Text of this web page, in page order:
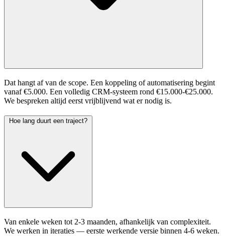
Dat hangt af van de scope. Een koppeling of automatisering begint
vanaf €5.000. Een volledig CRM-systeem rond €15.000-€25.000.
We bespreken altijd eerst vrijblijvend wat er nodig is.
Hoe lang duurt een traject?
Van enkele weken tot 2-3 maanden, afhankelijk van complexiteit.
We werken in iteraties — eerste werkende versie binnen 4-6 weken.